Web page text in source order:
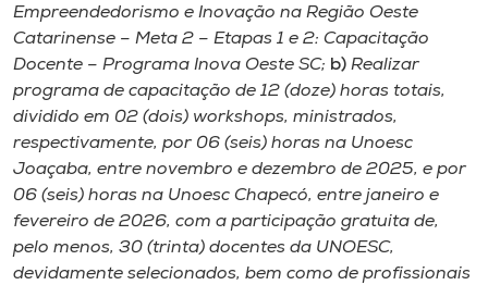
Museu
Unoesc
o idioma
Empreendedorismo e Inovação na Região Oeste
Catarinense – Meta 2 – Etapas 1 e 2: Capacitação
Docente – Programa Inova Oeste SC; b) Realizar
programa de capacitação de 12 (doze) horas totais,
dividido em 02 (dois) workshops, ministrados,
respectivamente, por 06 (seis) horas na Unoesc
Joaçaba, entre novembro e dezembro de 2025, e por
06 (seis) horas na Unoesc Chapecó, entre janeiro e
fevereiro de 2026, com a participação gratuita de,
pelo menos, 30 (trinta) docentes da UNOESC,
devidamente selecionados, bem como de profissionais